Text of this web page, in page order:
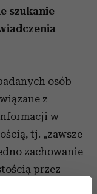
szukanie
osób
z
w
tj. „zawsze
zachowanie
przez
wynik